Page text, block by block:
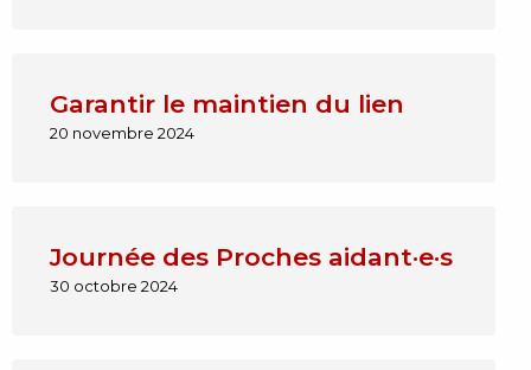
Garantir le maintien du lien
20 novembre 2024
Journée des Proches aidant·e·s
30 octobre 2024